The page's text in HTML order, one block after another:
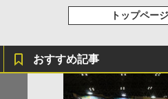
トップペー
おすすめ記事